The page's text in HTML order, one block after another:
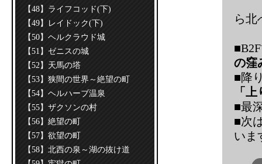
【48】ライフコッド(下)
【49】レイドック(下)
【50】ヘルクラウド城
【51】ゼニスの城
【52】天馬の塔
【53】狭間の世界～絶望の町
【54】ヘルハーブ温泉
【55】ザクソンの村
【56】絶望の町
【57】欲望の町
【58】北西の泉～湖の抜け道
ら北
の窪
■降
「
■最
■次
いま